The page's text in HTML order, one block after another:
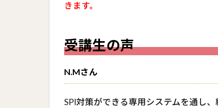
きます。
受講生の声
N.Mさん
SPI対策ができる専用システムを通し